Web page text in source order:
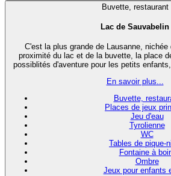
Buvette, restaurant
Lac de Sauvabelin
C'est la plus grande de Lausanne,
proximité du lac et de la buvette, la place
possiblités d'aventure pour les petits
En savoir plus...
Buvette,
Places de jeux
Jeu d'eau
Tyrolienne
WC
Tables de pique-
Fontaine à
Ombre
Jeux pour enfants